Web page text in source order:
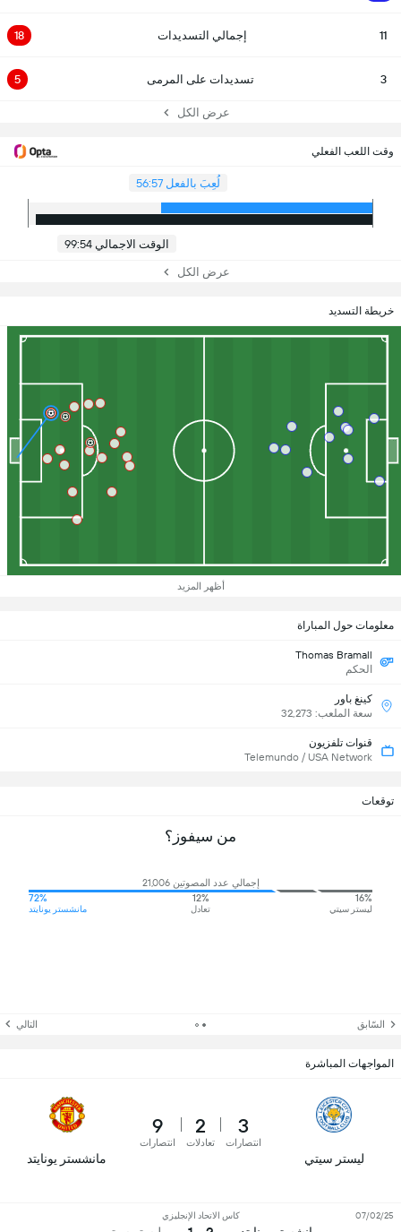
11 إجمالي التسديدات 18
3 تسديدات على المرمى 5
عرض الكل
وقت اللعب الفعلي
لُعِبَ بالفعل 56:57
الوقت الاجمالي 99:54
عرض الكل
خريطة التسديد
أظهر المزيد
معلومات حول المباراة
Thomas Bramall
الحكم
كينغ باور
سعة الملعب: 32,273
قنوات تلفزيون
Telemundo / USA Network
توقعات
من سيفوز؟
إجمالي عدد المصوتين 21,006
16%
ليستر سيتي
12%
تعادل
72%
مانشستر يونايتد
السّابق التالي
المواجهات المباشرة
ليستر سيتي
3
انتصارات
2
تعادلات
9
انتصارات
مانشستر يونايتد
كاس الاتحاد الإنجليزي 07/02/25